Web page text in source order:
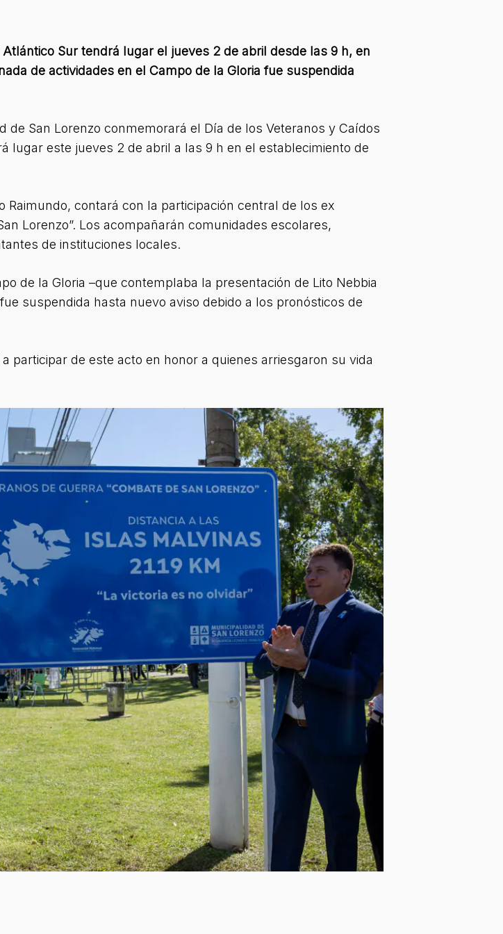
Sur tendrá lugar el jueves 2 de abril desde las 9 h, en
de actividades en el Campo de la Gloria fue suspendida
de San Lorenzo conmemorará el Día de los Veteranos y Caídos
lugar este jueves 2 de abril a las 9 h en el establecimiento de
contará con la participación central de los ex
Lorenzo”. Los acompañarán comunidades escolares,
de instituciones locales.
de la Gloria –que contemplaba la presentación de Lito Nebbia
suspendida hasta nuevo aviso debido a los pronósticos de
participar de este acto en honor a quienes arriesgaron su vida